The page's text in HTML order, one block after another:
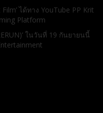
ได้ทาง YouTube PP Krit
Platform
ในวันที่ 19 กันยายนนี้